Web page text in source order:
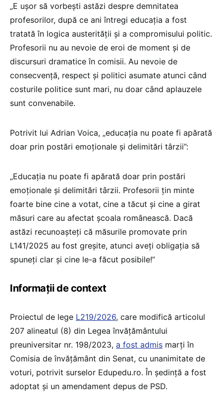
„E ușor să vorbești astăzi despre demnitatea
profesorilor, după ce ani întregi educația a fost
tratată în logica austerității și a compromisului politic.
Profesorii nu au nevoie de eroi de moment și de
discursuri dramatice în comisii. Au nevoie de
consecvență, respect și politici asumate atunci când
costurile politice sunt mari, nu doar când aplauzele
sunt convenabile.
Potrivit lui Adrian Voica, „educația nu poate fi apărată
doar prin postări emoționale și delimitări târzii”:
„Educația nu poate fi apărată doar prin postări
emoționale și delimitări târzii. Profesorii țin minte
foarte bine cine a votat, cine a tăcut și cine a girat
măsuri care au afectat școala românească. Dacă
astăzi recunoașteți că măsurile promovate prin
L141/2025 au fost greșite, atunci aveți obligația să
spuneți clar și cine le-a făcut posibile!”
Informații de context
Proiectul de lege L219/2026, care modifică articolul
207 alineatul (8) din Legea învățământului
preuniversitar nr. 198/2023, a fost admis marți în
Comisia de învățământ din Senat, cu unanimitate de
voturi, potrivit surselor Edupedu.ro. În ședință a fost
adoptat și un amendament depus de PSD.